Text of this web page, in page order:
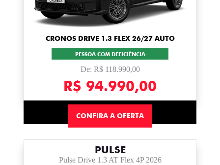
CRONOS DRIVE 1.3 FLEX 26/27 AUTO
PESSOA COM DEFICIÊNCIA
De: R$ 118.990,00
R$ 94.990,00
CONFIRA A OFERTA
PULSE
Pulse Drive 1.3 AT Flex 4P 2026